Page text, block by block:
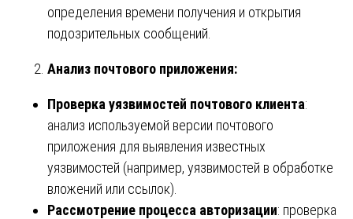
определения времени получения и открытия
подозрительных сообщений.
Анализ почтового приложения:
Проверка уязвимостей почтового клиента:
анализ используемой версии почтового
приложения для выявления известных
уязвимостей (например, уязвимостей в обработке
вложений или ссылок).
Рассмотрение процесса авторизации: проверка